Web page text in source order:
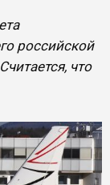
российской
что